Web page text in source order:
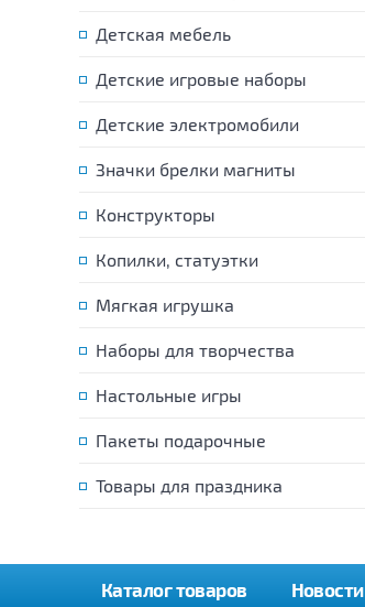
Детская мебель
Детские игровые наборы
Детские электромобили
Значки брелки магниты
Конструкторы
Копилки, статуэтки
Мягкая игрушка
Наборы для творчества
Настольные игры
Пакеты подарочные
Товары для праздника
Машина инерционная
Автовоз+вертолет,танк
79781 Код: 80429
Каталог товаров Новости